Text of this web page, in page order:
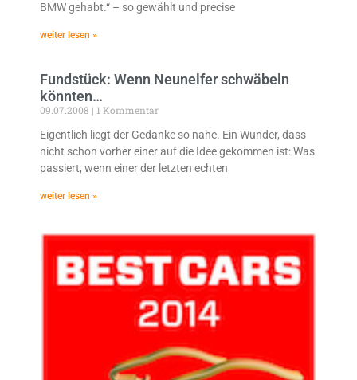
BMW gehabt.“ – so gewählt und precise
weiter lesen »
Fundstück: Wenn Neunelfer schwäbeln
könnten…
09.07.2008
1 Kommentar
Eigentlich liegt der Gedanke so nahe. Ein Wunder, dass
nicht schon vorher einer auf die Idee gekommen ist: Was
passiert, wenn einer der letzten echten
weiter lesen »